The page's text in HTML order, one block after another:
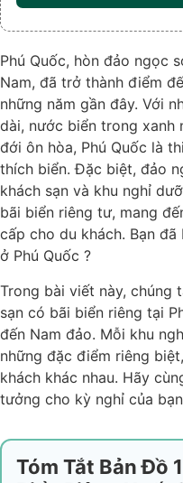
Phú Quốc, hòn đảo ngọc
Nam, đã trở thành điểm
những năm gần đây. Với
dài, nước biển trong xanh
đới ôn hòa, Phú Quốc là
thích biển. Đặc biệt, đảo
khách sạn và khu nghỉ
bãi biển riêng tư, mang
cấp cho du khách. Bạn
ở Phú Quốc ?
Trong bài viết này, chúng
sạn có bãi biển riêng tại
đến Nam đảo. Mỗi khu
những đặc điểm riêng
khách khác nhau. Hãy
tưởng cho kỳ nghỉ của
Tóm Tắt Bản Đồ